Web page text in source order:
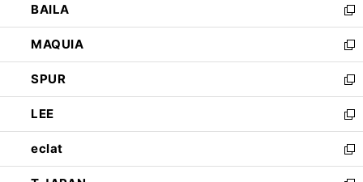
く
ィ
ン
ド
ウ
で
開
く
い
ウ
ィ
ン
ド
ウ
で
開
く
BAILA
新
し
い
ウ
ィ
ン
ド
ウ
で
開
MAQUIA
新
し
い
ウ
ィ
ン
ド
ウ
SPUR
新
し
い
ウ
ィ
ン
LEE
新
し
い
ウ
eclat
新
し